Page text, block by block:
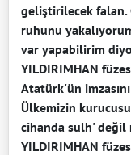
geliştirilecek falan.
ruhunu
var yapabilirim
YILDIRIMHAN
Atatürk'ün
Ülkemizin
cihanda sulh' değil
YILDIRIMHAN